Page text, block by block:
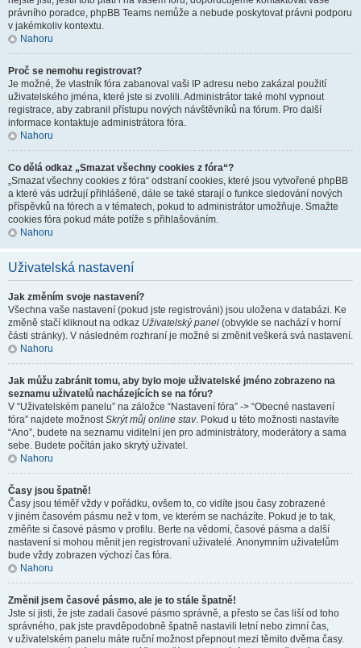
právního poradce, phpBB Teams nemůže a nebude poskytovat právni podporu
v jakémkoliv kontextu.
Nahoru
Proč se nemohu registrovat?
Je možné, že vlastník fóra zabanoval vaši IP adresu nebo zakázal použití
uživatelského jména, které jste si zvolili. Administrátor také mohl vypnout
registrace, aby zabranil přístupu nových návštěvníků na fórum. Pro další
informace kontaktuje administrátora fóra.
Nahoru
Co dělá odkaz „Smazat všechny cookies z fóra“?
„Smazat všechny cookies z fóra“ odstraní cookies, které jsou vytvořené phpBB
a které vás udržují přihlášené, dále se také starají o funkce sledování nových
příspěvků na fórech a v tématech, pokud to administrátor umožňuje. Smažte
cookies fóra pokud máte potíže s přihlašováním.
Nahoru
Uživatelská nastavení
Jak změním svoje nastavení?
Všechna vaše nastavení (pokud jste registrováni) jsou uložena v databázi. Ke
změně stačí kliknout na odkaz Uživatelský panel (obvykle se nachází v horní
části stránky). V následném rozhraní je možné si změnit veškerá svá nastavení.
Nahoru
Jak můžu zabránit tomu, aby bylo moje uživatelské jméno zobrazeno na
seznamu uživatelů nacházejících se na fóru?
V “Uživatelském panelu” na záložce “Nastavení fóra” -> “Obecné nastavení
fóra” najdete možnostSkrýt můj online stav. Pokud u této možnosti nastavíte
“Ano”, budete na seznamu viditelní jen pro administrátory, moderátory a sama
sebe. Budete počítán jako skrytý uživatel.
Nahoru
Časy jsou špatně!
Časy jsou téměř vždy v pořádku, ovšem to, co vidíte jsou časy zobrazené
v jiném časovém pásmu než v tom, ve kterém se nacházíte. Pokud je to tak,
změňte si časové pásmo v profilu. Berte na vědomí, časové pásma a další
nastavení si mohou měnit jen registrovaní uživatelé. Anonymním uživatelům
bude vždy zobrazen výchozí čas fóra.
Nahoru
Změnil jsem časové pásmo, ale je to stále špatně!
Jste si jisti, že jste zadali časové pásmo správně, a přesto se čas liší od toho
správného, pak jste pravděpodobně špatně nastavili letní nebo zimní čas,
v uživatelském panelu máte ruční možnost přepnout mezi těmito dvěma časy.